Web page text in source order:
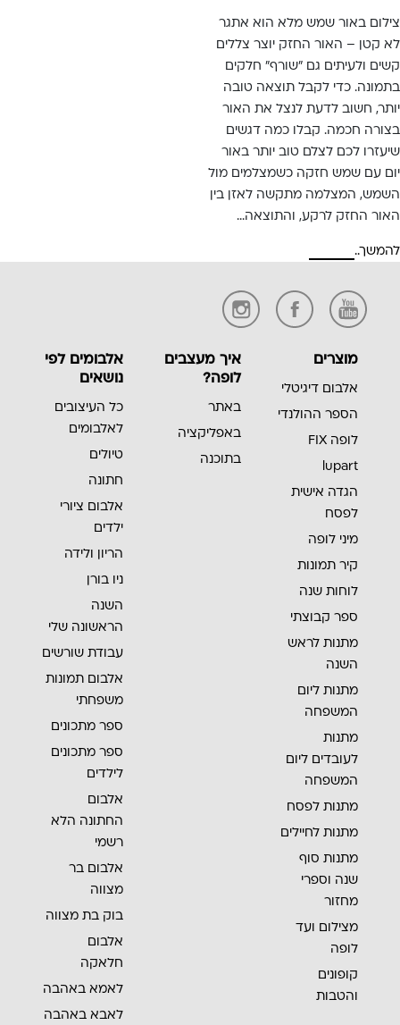
צילום באור שמש מלא הוא אתגר
לא קטן – האור החזק יוצר צללים
קשים ולעיתים גם "שורף" חלקים
בתמונה. כדי לקבל תוצאה טובה
יותר, חשוב לדעת לנצל את האור
בצורה חכמה. קבלו כמה דגשים
שיעזרו לכם לצלם טוב יותר באור
יום עם שמש חזקה כשמצלמים מול
השמש, המצלמה מתקשה לאזן בין
האור החזק לרקע, והתוצאה…
להמשך..
מוצרים
אלבום דיגיטלי
הספר ההולנדי
לופה FIX
lupart
הגדה אישית
לפסח
מיני לופה
קיר תמונות
לוחות שנה
ספר קבוצתי
מתנות לראש
השנה
מתנות ליום
המשפחה
מתנות
לעובדים ליום
המשפחה
מתנות לפסח
מתנות לחיילים
מתנות סוף
שנה וספרי
מחזור
מצילום ועד
לופה
קופונים
והטבות
איך מעצבים
לופה?
באתר
באפליקציה
בתוכנה
אלבומים לפי
נושאים
כל העיצובים
לאלבומים
טיולים
חתונה
אלבום ציורי
ילדים
הריון ולידה
ניו בורן
השנה
הראשונה שלי
עבודת שורשים
אלבום תמונות
משפחתי
ספר מתכונים
ספר מתכונים
לילדים
אלבום
החתונה הלא
רשמי
אלבום בר
מצווה
בוק בת מצווה
אלבום
חלאקה
לאמא באהבה
לאבא באהבה